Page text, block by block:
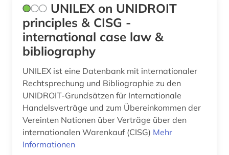
Technik (0)
Werkstoffwissenschaften und
Fertigungstechnik (0)
Wirtschaftswissenschaften (1)
Wissenschaftskunde, Forschung, Hochschul-,
Museumswesen (0)
UNILEX on UNIDROIT
principles & CISG -
international case law &
bibliography
UNILEX ist eine Datenbank mit internationaler
Rechtsprechung und Bibliographie zu den
UNIDROIT-Grundsätzen für Internationale
Handelsverträge und zum Übereinkommen der
Vereinten Nationen über Verträge über den
internationalen Warenkauf (CISG) Mehr
Informationen